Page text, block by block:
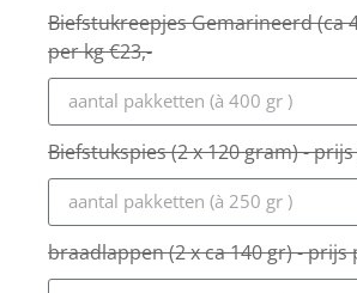
Biefstukreepjes Gemarineerd (ca
per kg €23,-
Biefstukspies (2 x 120 gram) -
braadlappen (2 x ca 140 gr) - prijs